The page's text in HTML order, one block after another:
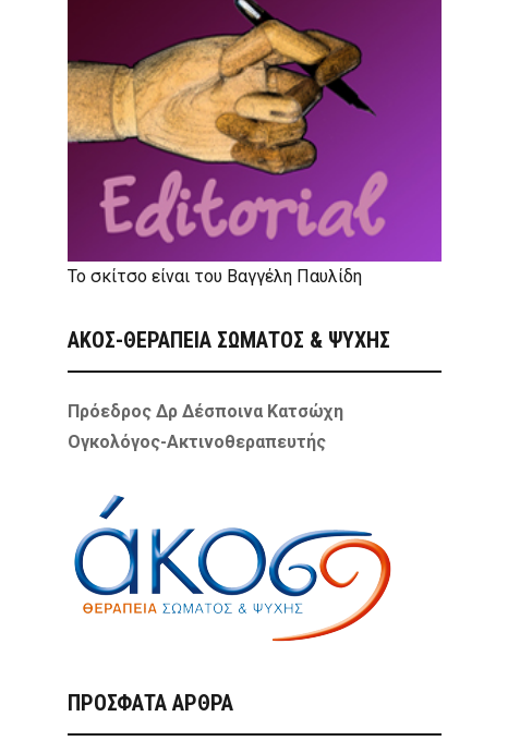
Το σκίτσο είναι του Βαγγέλη Παυλίδη
ΑΚΟΣ-ΘΕΡΑΠΕΙΑ ΣΩΜΑΤΟΣ & ΨΥΧΗΣ
Πρόεδρος Δρ Δέσποινα Κατσώχη
Ογκολόγος-Ακτινοθεραπευτής
ΠΡΌΣΦΑΤΑ ΆΡΘΡΑ